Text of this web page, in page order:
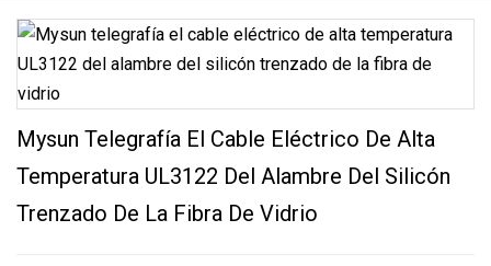
Mysun Telegrafía El Cable Eléctrico De Alta
Temperatura UL3122 Del Alambre Del Silicón
Trenzado De La Fibra De Vidrio